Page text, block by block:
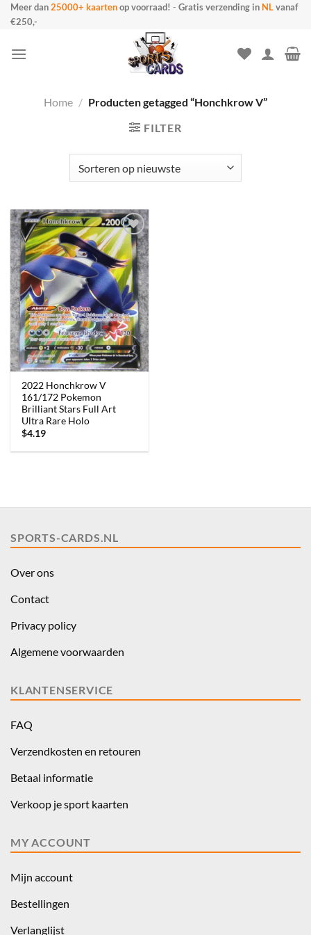
Ga
naar
Meer dan25000+ kaartenop voorraad! - Gratis verzending in NLvanaf
€250,-
Home / Producten getagged “Honchkrow V”
FILTER
2022 Honchkrow V
161/172 Pokemon
Brilliant Stars Full Art
Ultra Rare Holo
$4.19
SPORTS-CARDS.NL
Over ons
Contact
Privacy policy
Algemene voorwaarden
KLANTENSERVICE
FAQ
Verzendkosten en retouren
Betaal informatie
Verkoop je sport kaarten
MY ACCOUNT
Mijn account
Bestellingen
Verlanglijst